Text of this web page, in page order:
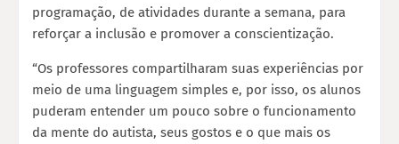
programação, de atividades durante a semana, para
reforçar a inclusão e promover a conscientização.
“Os professores compartilharam suas experiências por
meio de uma linguagem simples e, por isso, os alunos
puderam entender um pouco sobre o funcionamento
da mente do autista, seus gostos e o que mais os